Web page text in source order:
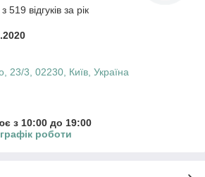
відгуків за рік
23/3, 02230, Київ, Україна
з 10:00 до 19:00
роботи